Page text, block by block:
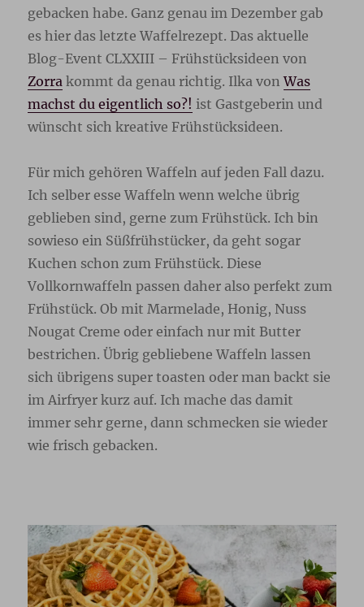
gebacken habe. Ganz genau im Dezember gab
es hier das letzte Waffelrezept. Das aktuelle
Blog-Event CLXXIII – Frühstücksideen von
Zorra kommt da genau richtig. Ilka vonWas
machst du eigentlich so?! ist Gastgeberin und
wünscht sich kreative Frühstücksideen.
Für mich gehören Waffeln auf jeden Fall dazu.
Ich selber esse Waffeln wenn welche übrig
geblieben sind, gerne zum Frühstück. Ich bin
sowieso ein Süßfrühstücker, da geht sogar
Kuchen schon zum Frühstück. Diese
Vollkornwaffeln passen daher also perfekt zum
Frühstück. Ob mit Marmelade, Honig, Nuss
Nougat Creme oder einfach nur mit Butter
bestrichen. Übrig gebliebene Waffeln lassen
sich übrigens super toasten oder man backt sie
im Airfryer kurz auf. Ich mache das damit
immer sehr gerne, dann schmecken sie wieder
wie frisch gebacken.